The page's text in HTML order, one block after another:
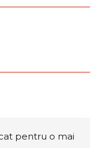
pentru o mai